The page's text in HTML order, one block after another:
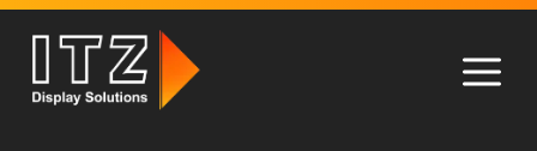
Zum
Inhalt